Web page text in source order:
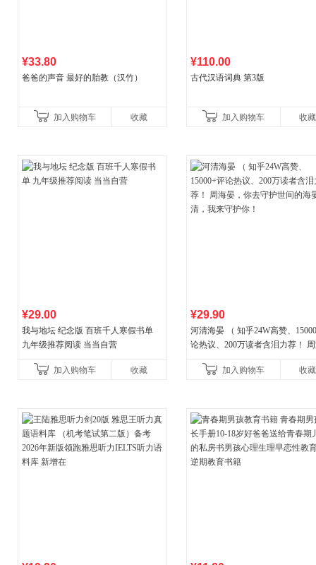
¥33.80
爸爸的声音 最好的胎教（汉竹）
加入购物车 收藏
¥110.00
古代汉语词典 第3版
加入购物车 收藏
¥29.00
我与地坛 纪念版 百班千人寒假书单
九年级推荐阅读 当当自营
加入购物车 收藏
¥29.90
河清海晏 （ 知乎24W高赞、
论热议、200万读者含泪力荐！
守护你！加入购物车 收藏